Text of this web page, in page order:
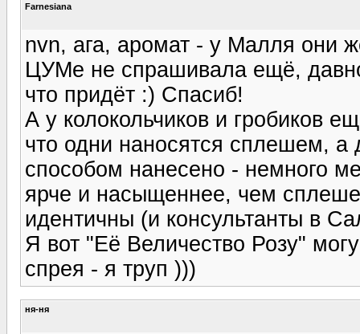
Farnesiana
nvn, ага, аромат - у Малля они
ЦУМе не спрашивала ещё,
что придёт :) Спасиб!
А у колокольчиков и гробиков
что одни наносятся сплешем, а
способом нанесено - немного
ярче и насыщеннее, чем
идентичны (и консультанты в
Я вот "Её Величество Розу"
спрея - я труп )))
ня-ня